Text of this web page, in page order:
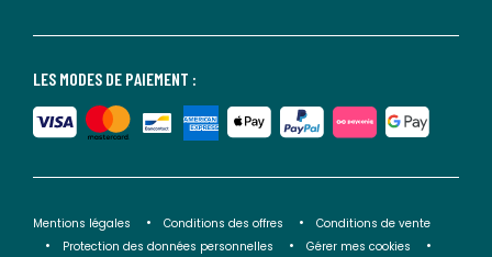
LES MODES DE PAIEMENT :
Mentions légales Conditions des offres
Conditions de vente
Protection des données personnelles
Gérer mes cookies